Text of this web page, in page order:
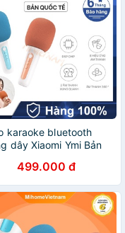
karaoke bluetooth
dây Xiaomi Ymi Bản
tay kết nối Bluetooth
499.000 đ